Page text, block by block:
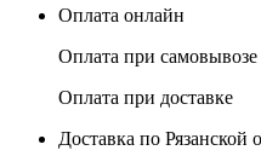
Оплата онлайн
Оплата при самовывозе
Оплата при доставке
Доставка по Рязанской